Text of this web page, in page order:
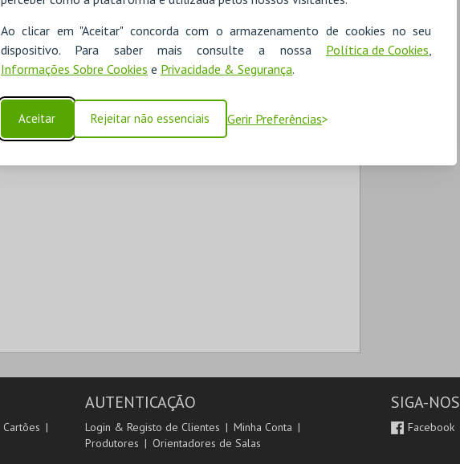
Ao clicar em "Aceitar" concorda com o armazenamento de cookies no seu
dispositivo. Para saber mais consulte a nossa Política de Cookies,
Informações Sobre Cookies e Privacidade & Segurança.
Aceitar Rejeitar não essenciais Gerir Preferências
Cartões
AUTENTICAÇÃO
Login & Registo de Clientes
Minha Conta
Produtores
Orientadores de Salas
SIGA-NOS
Facebook